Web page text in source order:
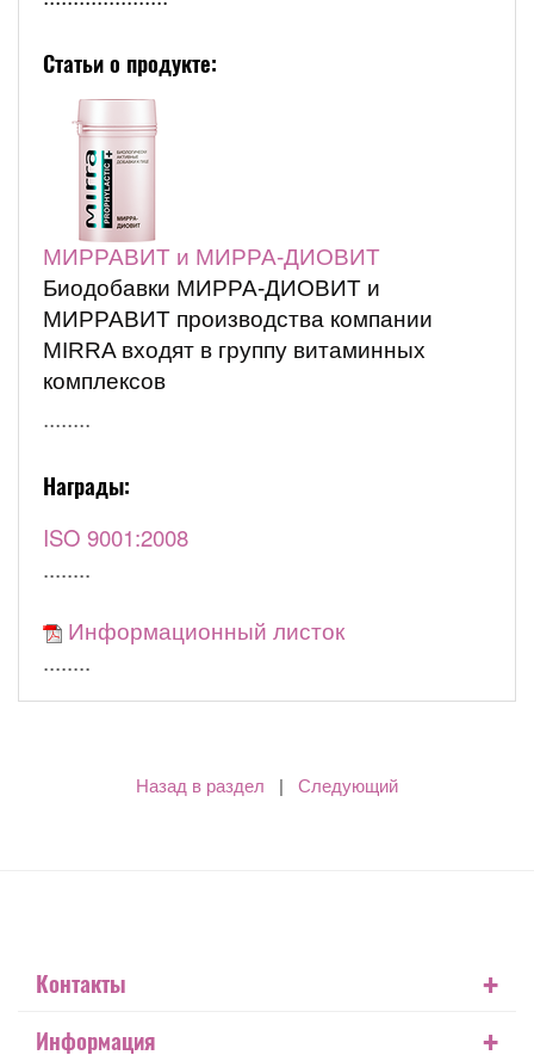
Статьи о продукте:
МИРРАВИТ и МИРРА-ДИОВИТ
Биодобавки МИРРА-ДИОВИТ и
МИРРАВИТ производства компании
MIRRA входят в группу витаминных
комплексов
........
Награды:
ISO 9001:2008
........
Информационный листок
........
Назад в раздел | Следующий
Контакты +
Информация +